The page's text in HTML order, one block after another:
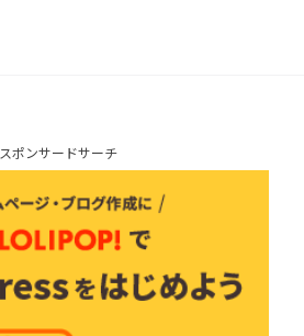
スポンサードサーチ